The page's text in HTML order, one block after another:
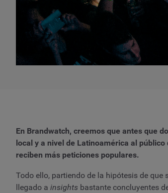
En Brandwatch, creemos que antes que
local y a nivel de Latinoamérica al
reciben más peticiones populares.
Todo ello, partiendo de la hipótesis de que
llegado a insights bastante concluyentes